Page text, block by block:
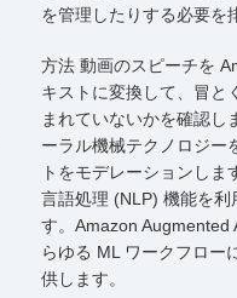
を管理したりする必要を
方法 動画のスピーチを
キストに変換して、冒と
まれていないかを確認し
ーラル機械テクノロジー
トをモデレーションし
言語処理 (NLP) 機能を利
す。Amazon Augmented
らゆる ML ワークフロー
供します。